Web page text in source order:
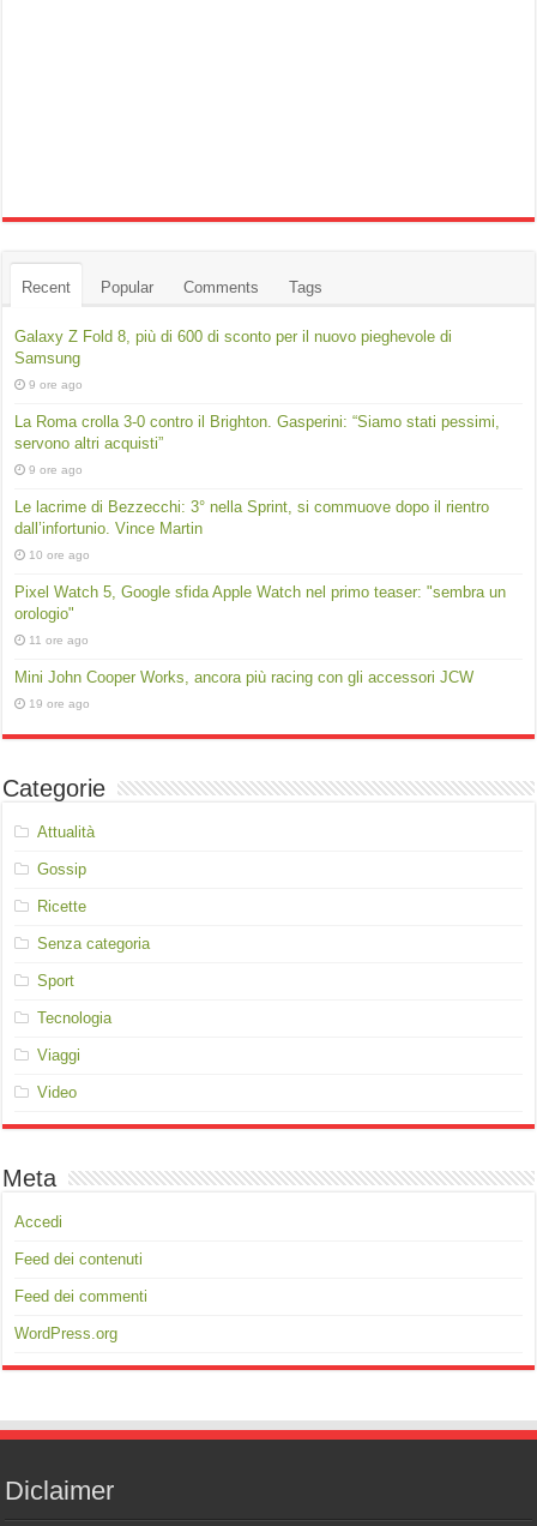
Recent Popular Comments Tags
Galaxy Z Fold 8, più di 600 di sconto per il nuovo pieghevole di
Samsung
9 ore ago
La Roma crolla 3-0 contro il Brighton. Gasperini: “Siamo stati pessimi,
servono altri acquisti”
9 ore ago
Le lacrime di Bezzecchi: 3° nella Sprint, si commuove dopo il rientro
dall’infortunio. Vince Martin
10 ore ago
Pixel Watch 5, Google sfida Apple Watch nel primo teaser: "sembra un
orologio"
11 ore ago
Mini John Cooper Works, ancora più racing con gli accessori JCW
19 ore ago
Categorie
Attualità
Gossip
Ricette
Senza categoria
Sport
Tecnologia
Viaggi
Video
Meta
Accedi
Feed dei contenuti
Feed dei commenti
WordPress.org
Diclaimer